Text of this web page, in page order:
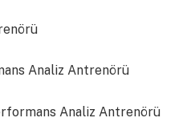
Analiz Antrenörü
Analiz Antrenörü